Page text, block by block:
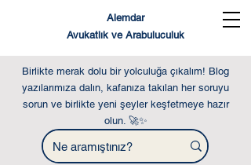
Alemdar
Avukatlık ve Arabuluculuk
Birlikte merak dolu bir yolculuğa çıkalım! Blog
yazılarımıza dalın, kafanıza takılan her soruyu
sorun ve birlikte yeni şeyler keşfetmeye hazır
olun. 🚀✨